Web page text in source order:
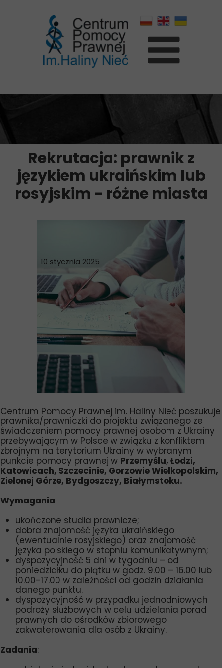
10 stycznia 2025
Centrum Pomocy Prawnej im. Haliny Nieć poszukuje
prawnika/prawniczki do projektu związanego ze
świadczeniem pomocy prawnej osobom z Ukrainy
przebywającym w Polsce w związku z konfliktem
zbrojnym na terytorium Ukrainy w wybranym
punkcie pomocy prawnej w Przemyślu, Łodzi,
Katowicach, Szczecinie, Gorzowie Wielkopolskim,
Zielonej Górze, Bydgoszczy, Białymstoku.
Wymagania:
ukończone studia prawnicze;
dobra znajomość języka ukraińskiego
(ewentualnie rosyjskiego) oraz znajomość
języka polskiego w stopniu komunikatywnym;
dyspozycyjność 5 dni w tygodniu – od
poniedziałku do piątku w godz. 9.00 – 16.00 lub
10.00-17.00 w zależności od godzin działania
danego punktu.
dyspozycyjność w przypadku jednodniowych
podroży służbowych w celu udzielania porad
prawnych do ośrodków zbiorowego
zakwaterowania dla osób z Ukrainy.
Zadania:
Rekrutacja: prawnik z
językiem ukraińskim lub
rosyjskim - różne miasta